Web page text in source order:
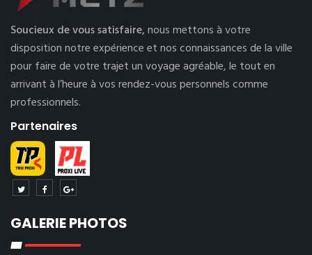
Soucieux de vous satisfaire,nous mettons à votre
disposition notre expérience et nos connaissances de la ville
pour faire de votre trajet un voyage agréable, le tout en
arrivant à l’heure à vos rendez-vous personnels comme
professionnels.
Partenaires
GALERIE PHOTOS